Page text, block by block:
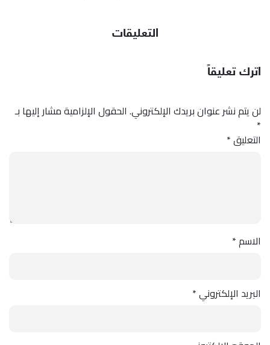
التعليقات
اترك تعليقاً
لن يتم نشر عنوان بريدك الإلكتروني. الحقول الإلزامية مشار إليها بـ
*
التعليق*
الاسم*
البريد الإلكتروني*